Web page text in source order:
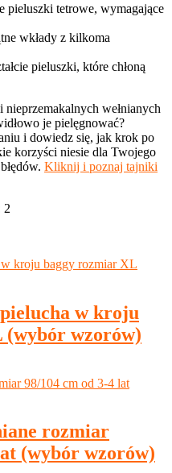
pieluszki tetrowe, wymagające
wkłady z kilkoma
pieluszki, które chłoną
wełnianych
je pielęgnować?
i dowiedz się, jak krok po
korzyści niesie dla Twojego
Kliknij i poznaj tajniki
2
w kroju
wzorów)
rozmiar
(wybór wzorów)